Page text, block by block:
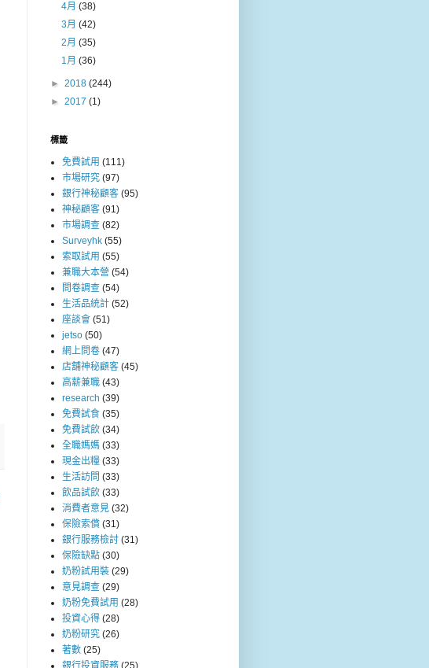
4月(38)
3月(42)
2月(35)
1月(36)
► 2018 (244)
► 2017 (1)
標籤
免費試用 (111)
市場研究 (97)
銀行神秘顧客 (95)
神秘顧客 (91)
市場調查 (82)
Surveyhk (55)
索取試用 (55)
兼職大本營 (54)
問卷調查 (54)
生活品統計 (52)
座談會 (51)
jetso (50)
網上問卷 (47)
店舖神秘顧客 (45)
高薪兼職 (43)
research (39)
免費試食 (35)
免費試飲 (34)
全職媽媽 (33)
現金出糧 (33)
生活訪問 (33)
飲品試飲 (33)
消費者意見 (32)
保險索償 (31)
銀行服務檢討 (31)
保險缺點 (30)
奶粉試用裝 (29)
意見調查 (29)
奶粉免費試用 (28)
投資心得 (28)
奶粉研究 (26)
著數 (25)
銀行投資服務 (25)